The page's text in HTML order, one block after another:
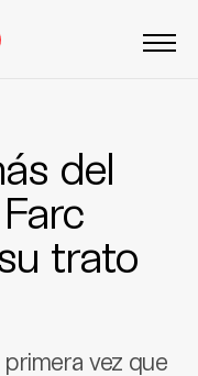
del
trato
vez que